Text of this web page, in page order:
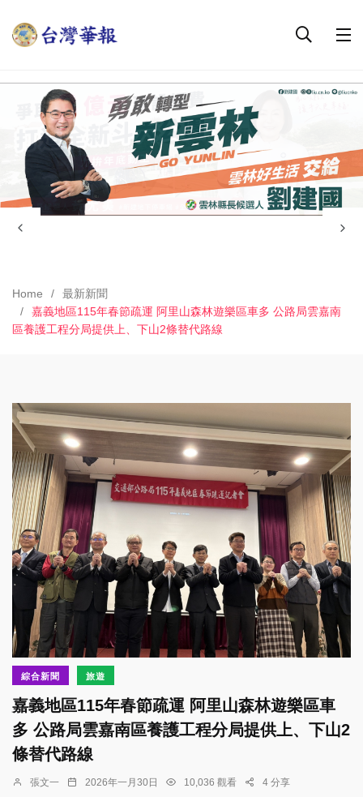
Home
最新新聞
嘉義地區115年春節疏運 阿里山森林遊樂區車多 公路局雲嘉南
區養護工程分局提供上、下山2條替代路線
綜合新聞 旅遊
嘉義地區115年春節疏運 阿里山森林遊樂區車
多 公路局雲嘉南區養護工程分局提供上、下山2
條替代路線
張文一 2026年一月30日 10,036 觀看 4 分享